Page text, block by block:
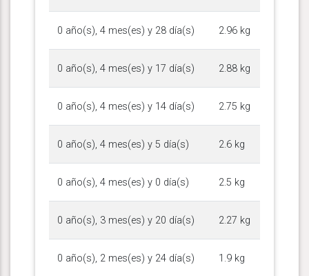
0 año(s), 4 mes(es) y 28 día(s) 2.96 kg
0 año(s), 4 mes(es) y 17 día(s) 2.88 kg
0 año(s), 4 mes(es) y 14 día(s) 2.75 kg
0 año(s), 4 mes(es) y 5 día(s) 2.6 kg
0 año(s), 4 mes(es) y 0 día(s) 2.5 kg
0 año(s), 3 mes(es) y 20 día(s) 2.27 kg
0 año(s), 2 mes(es) y 24 día(s) 1.9 kg